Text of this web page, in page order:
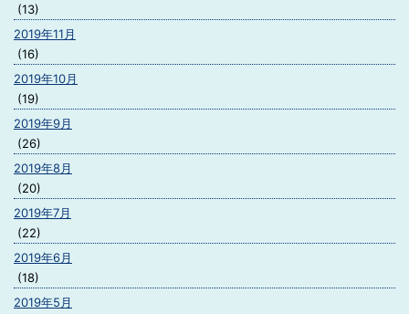
(13)
2019年11月
(16)
2019年10月
(19)
2019年9月
(26)
2019年8月
(20)
2019年7月
(22)
2019年6月
(18)
2019年5月